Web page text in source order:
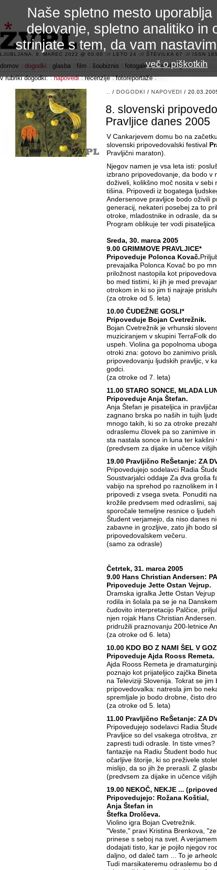
3.2 alfa R
LJUBLJANA, 8. MAREC 2022 @ 00:00 :// LETO 24 :// ŠTEVILKA 67 :// ISSN
domov dogodki glasba film šoubiznis fotogalerije
področje 42
v rubriki dogodki:
napovedi recenzije fotoreportaže
/ DOGODKI / NAPOVEDI /
8. slovenski
Pravljice danes 2005
V Cankarjevem domu bo na
slovenski pripovedovalski festival
Pravljični maraton).
Njegov namen je vsa leta isti:
izbrano pripovedovanje, da bodo v
doživeli, kolikšno moč nosita v sebi
tišina. Pripovedi iz bogatega
Andersenove pravljice bodo oživili
generacij, nekateri posebej za to
otroke, mladostnike in odrasle, da
Program oblikuje ter vodi
Sreda, 30. marca 2005
9.00 GRIMMOVE PRAVLJICE*
Pripoveduje Polonca Kovač.
prevajalka Polonca Kovač bo po
priložnost nastopila kot
bo med tistimi, ki jih je med
otrokom in ki so jim ti najraje
(za otroke od 5. leta)
10.00 ČUDEŽNE GOSLI*
Pripoveduje Bojan Cvetrežnik.
Bojan Cvetrežnik je vrhunski
muziciranjem v skupini TerraFolk
uspeh. Violina ga popolnoma
otroki zna: gotovo bo zanimivo
pripovedovanju ljudskih pravljic, v
godci.
(za otroke od 7. leta)
11.00 STARO SONCE, MLADA
Pripoveduje Anja Štefan.
Anja Štefan je pisateljica in
zagnano brska po naših in tujih
mnogo takih, ki so za otroke
odraslemu človek pa so zanimive
sta nastala sonce in luna ter kakšni
(predvsem za dijake in učence
19.00 Pravljično ReŠetanje: ZA
Pripovedujejo sodelavci Radia
Soustvarjalci oddaje Za dva groša
vabijo na sprehod po raznolikem in
pripovedi z vsega sveta. Ponuditi
krožile predvsem med odraslimi,
sporočale temeljne resnice o
Študent verjamejo, da niso danes
zabavne in grozljive, zato jih bodo
pripovedovalskem večeru.
(samo za odrasle)
Četrtek, 31. marca 2005
9.00 Hans Christian Andersen:
Pripoveduje Jette Ostan Vejrup.
Dramska igralka Jette Ostan
rodila in šolala pa se je na
čudovito interpretacijo Palčice,
njen rojak Hans Christian
pridružili praznovanju 200-letnice
(za otroke od 6. leta)
10.00 KDO BO Z NAMI ŠEL V
Pripoveduje Ajda Rooss Remeta.
Ajda Rooss Remeta je
poznajo kot prijateljico zajčka
na Televiziji Slovenija. Tokrat se
pripovedovalka: natresla jim bo
spremljale jo bodo drobne, čisto
(za otroke od 5. leta)
11.00 Pravljično ReŠetanje: ZA
Pripovedujejo sodelavci Radia
Pravljice so del vsakega otroštva,
zapresti tudi odrasle. In tiste
fantazije na Radiu Študent bodo
očarljive štorije, ki so preživele
mislijo, da so jih že prerasli. Z
(predvsem za dijake in učence
19.00 NEKOČ, NEKJE ...
Pripovedujejo: Rožana Koštial,
Anja Štefan in
Štefka Drolčeva.
Violino igra Bojan Cvetrežnik.
"Veste," pravi Kristina Brenkova,
prinese s seboj na svet. A
dodajati tisto, kar je pojilo njegov
daljno, od daleč tam ... To je
Tudi marsikateremu odraslemu bo
Naše spletno mesto
delovanje, spletno analitiko in
strinjate s tem, da vam
več o piškotkih